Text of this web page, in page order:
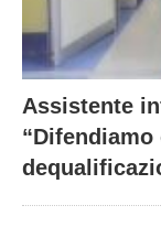
Assistente